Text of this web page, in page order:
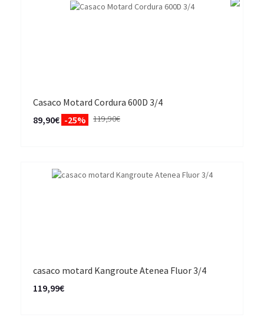
Casaco Motard Cordura 600D 3/4
89,90€ -25% 119,90€
casaco motard Kangroute Atenea Fluor 3/4
119,99€